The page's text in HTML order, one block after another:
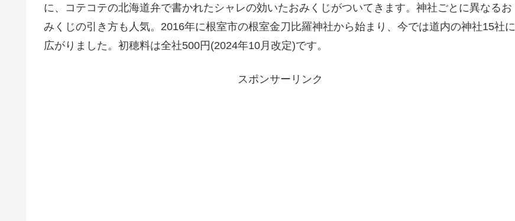
に、コテコテの北海道弁で書かれたシャレの効いたおみくじがついてきます。神社ごとに異なるお
みくじの引き方も人気。2016年に根室市の根室金刀比羅神社から始まり、今では道内の神社15社に
広がりました。初穂料は全社500円(2024年10月改定)です。
スポンサーリンク